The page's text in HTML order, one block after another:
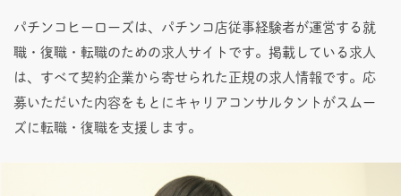
パチンコヒーローズは、パチンコ店従事経験者が運営する就
職・復職・転職のための求人サイトです。掲載している求人
は、すべて契約企業から寄せられた正規の求人情報です。応
募いただいた内容をもとにキャリアコンサルタントがスムー
ズに転職・復職を支援します。